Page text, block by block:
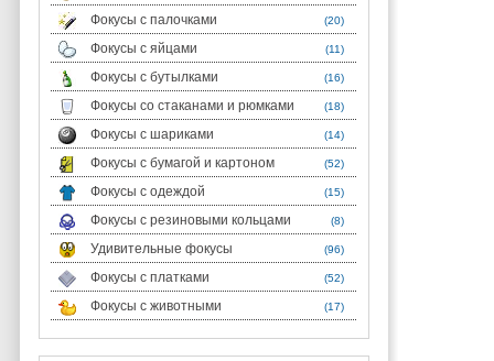
Фокусы с палочками (20)
Фокусы с яйцами (11)
Фокусы с бутылками (16)
Фокусы со стаканами и рюмками (18)
Фокусы с шариками (14)
Фокусы с бумагой и картоном (52)
Фокусы с одеждой (15)
Фокусы с резиновыми кольцами (8)
Удивительные фокусы (96)
Фокусы с платками (52)
Фокусы с животными (17)